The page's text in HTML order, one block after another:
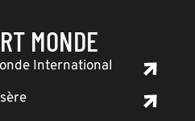
MONDE
International